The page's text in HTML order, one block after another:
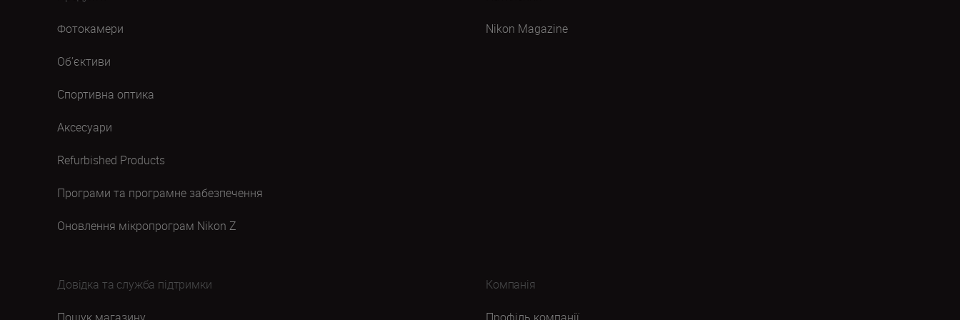
Фотокамери
Об’єктиви
Спортивна оптика
Аксесуари
Refurbished Products
Програми та програмне забезпечення
Оновлення мікропрограм Nikon Z
Nikon Magazine
Довідка та служба підтримки Компанія